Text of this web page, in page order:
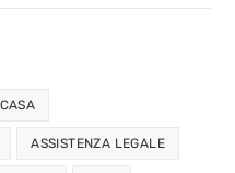
ASSISTENZA LEGALE